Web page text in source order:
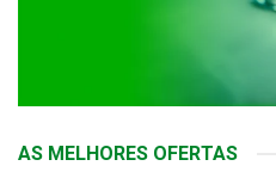
AS MELHORES OFERTAS